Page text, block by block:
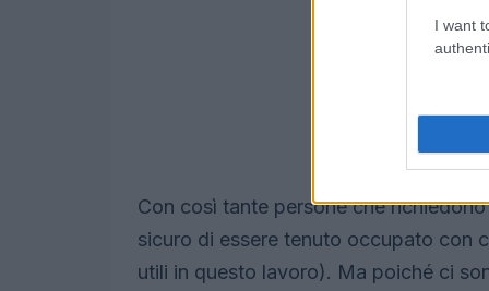
I want
Con così tante persone che
sicuro di essere tenuto occupato con
utili in questo lavoro). Ma poiché ci